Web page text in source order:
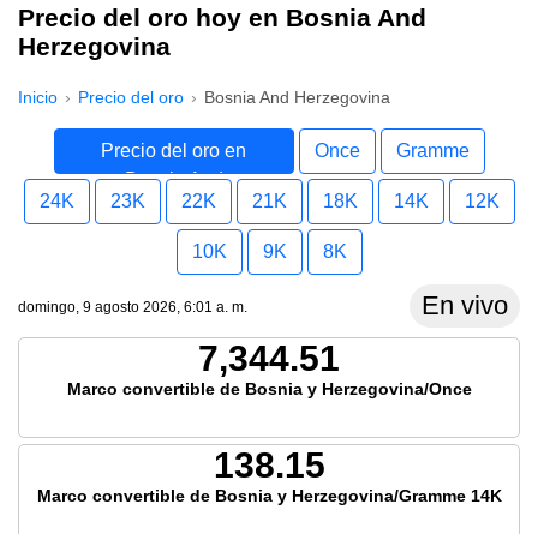
Precio del oro hoy en Bosnia And
Herzegovina
Inicio Precio del oro Bosnia And Herzegovina
Precio del oro en
Bosnia And
Herzegovina
Once Gramme
24K 23K 22K 21K 18K 14K 12K
10K 9K 8K
domingo, 9 agosto 2026, 6:01 a. m. En vivo
7,344.51
Marco convertible de Bosnia y Herzegovina/Once
138.15
Marco convertible de Bosnia y Herzegovina/Gramme 14K